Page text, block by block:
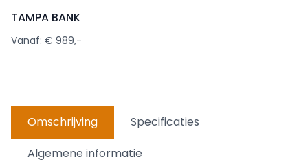
TAMPA BANK
Vanaf: € 989,-
Omschrijving
Specificaties
Algemene informatie